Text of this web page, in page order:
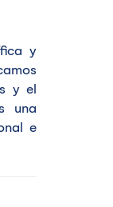
y
y el
una
e